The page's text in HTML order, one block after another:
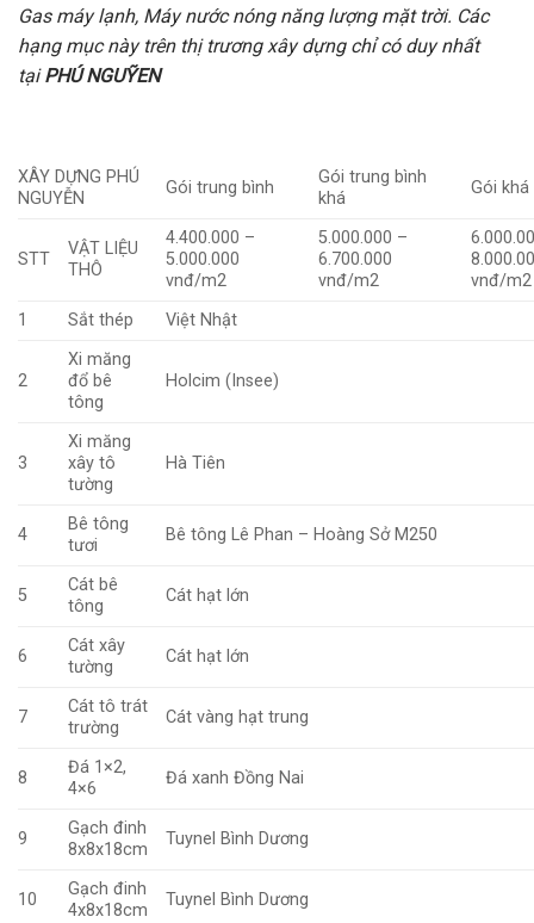
Gas máy lạnh, Máy nước nóng năng lượng mặt trời. Các
hạng mục này trên thị trương xây dựng chỉ có duy nhất
tạiPHÚ NGUỸEN
XÂY DỰNG PHÚ
NGUYỄN
Gói trung bình
Gói trung bình
khá
Gói khá
STT
VẬT LIỆU
THÔ
4.400.000 –
5.000.000
vnđ/m2
5.000.000 –
6.700.000
vnđ/m2
vnđ/m2
1
Sắt thép Việt Nhật
2
Xi măng
đổ bê
tông
Holcim (Insee)
3
Xi măng
xây tô
tường
Hà Tiên
4
Bê tông
tươi
Bê tông Lê Phan – Hoàng Sở M250
5
Cát bê
tông
Cát hạt lớn
6
Cát xây
tường
Cát hạt lớn
7
Cát tô trát
trường
Cát vàng hạt trung
8
Đá 1×2,
4×6
Đá xanh Đồng Nai
9
Gạch đinh
8x8x18cm
Tuynel Bình Dương
10
Gạch đinh
4x8x18cm
Tuynel Bình Dương